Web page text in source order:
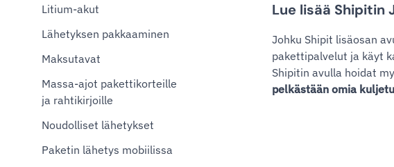
Litium-akut
Lähetyksen pakkaaminen
Maksutavat
Massa-ajot pakettikorteille
ja rahtikirjoille
Noudolliset lähetykset
Paketin lähetys mobiilissa
Lue lisää Shipitin
Johku Shipit lisäosan
pakettipalvelut ja käyt
Shipitin avulla hoidat
pelkästään omia